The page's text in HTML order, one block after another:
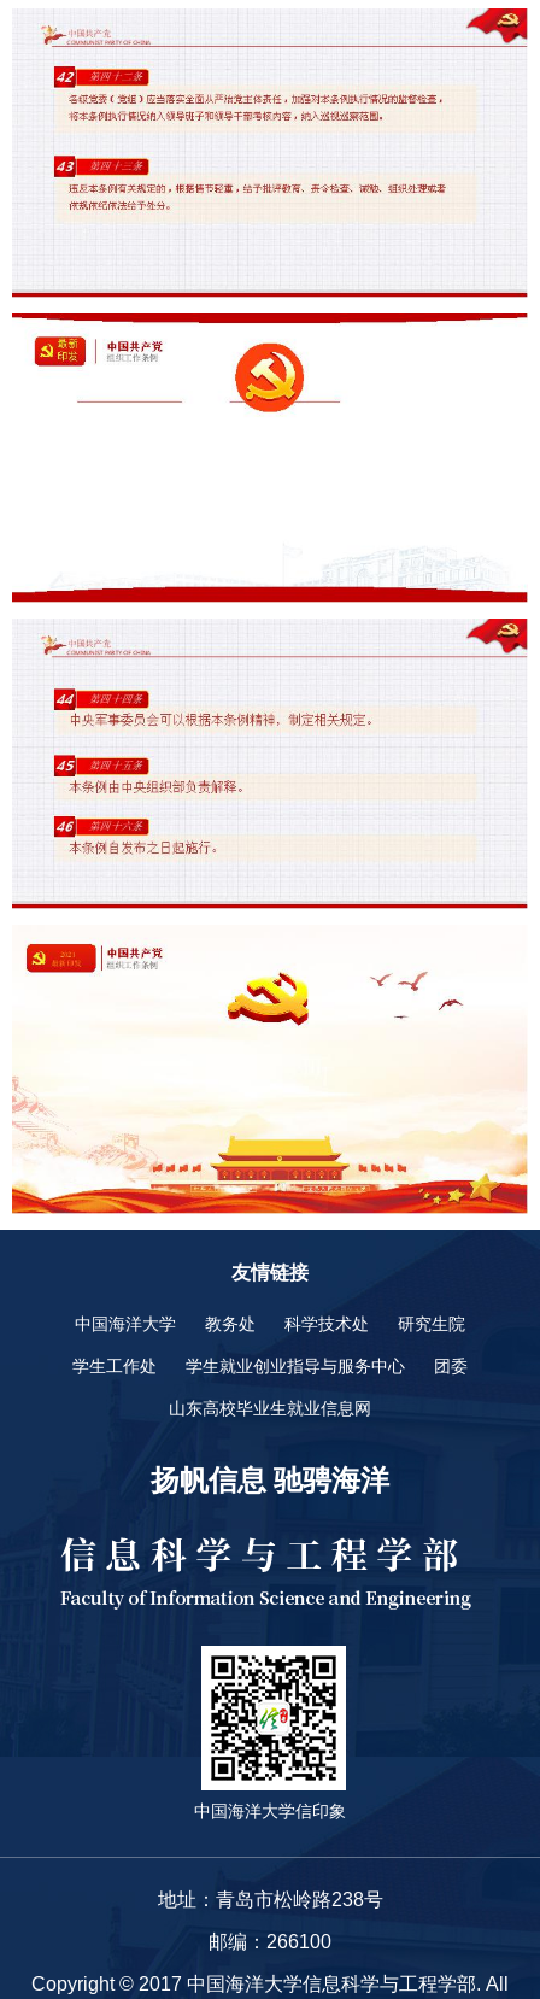
友情链接
中国海洋大学 教务处 科学技术处 研究生院
学生工作处 学生就业创业指导与服务中心 团委
山东高校毕业生就业信息网
扬帆信息 驰骋海洋
中国海洋大学信印象
地址：青岛市松岭路238号
邮编：266100
Copyright © 2017 中国海洋大学信息科学与工程学部. All